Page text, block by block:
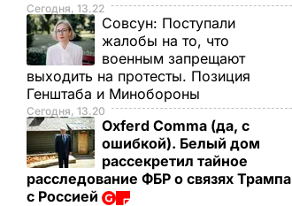
Сегодня, 13.22
Совсун: Поступали
жалобы на то, что
военным запрещают
выходить на протесты. Позиция
Генштаба и Минобороны
Сегодня, 13.20
Oxferd Comma (да, с
ошибкой). Белый дом
рассекретил тайное
расследование ФБР о связях Трампа
с Россией